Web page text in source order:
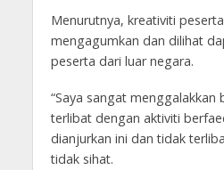
Menurutnya, kreativiti
mengagumkan dan dilihat
peserta dari luar negara.
“Saya sangat menggalakkan
terlibat dengan aktiviti
dianjurkan ini dan tidak
tidak sihat.